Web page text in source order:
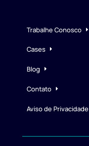
Trabalhe Conosco
Cases
Blog
Contato
Aviso de Privacidade